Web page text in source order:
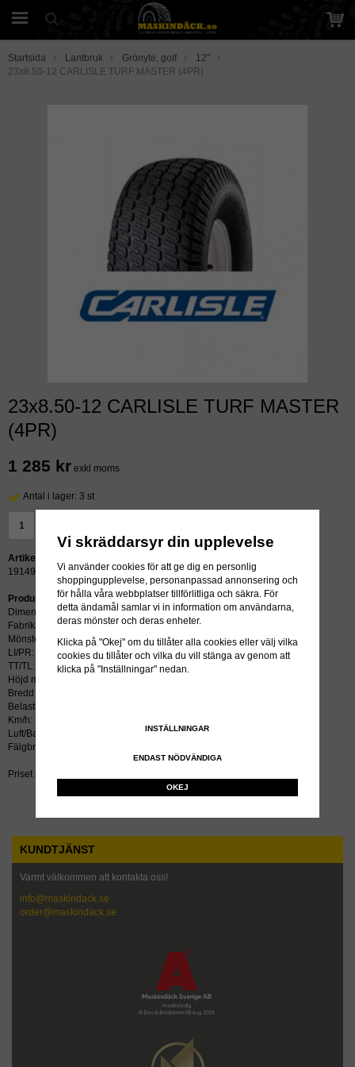
Startsida Lantbruk Grönyte, golf
12"
23x8.50-12 CARLISLE TURF MASTER (4PR)
23x8.50-12 CARLISLE TURF MASTER
(4PR)
1 285 kr exkl moms
Antal i lager: 3 st
Artikelnummer:
19149
Produktbeskrivning:
Dimension: 23x8.50-12
Fabrikat: CARLISLE
Mönster: TURF MASTER
LI/PR: 4
TT/TL: TL (slang krävs ej)
Höjd mm: 574
Bredd mm: 211
Belastning kg: 652
Km/h: 15
Luft/Bar: 2.3
Fälgbredd tum: 7
Priset inkluderar återvinningsavgift!
KUNDTJÄNST
Varmt välkommen att kontakta oss!
info@maskindack.se
order@maskindack.se
Vi skräddarsyr din upplevelse
Vi använder cookies för att ge dig en personlig
shoppingupplevelse, personanpassad annonsering och
för hålla våra webbplatser tillförlitliga och säkra. För
detta ändamål samlar vi in information om användarna,
deras mönster och deras enheter.
Klicka på "Okej" om du tillåter alla cookies eller välj vilka
cookies du tillåter och vilka du vill stänga av genom att
klicka på "Inställningar" nedan.
INSTÄLLNINGAR
ENDAST NÖDVÄNDIGA
OKEJ